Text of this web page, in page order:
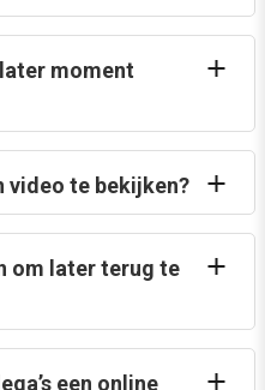
moment
video te bekijken?
om later terug te
een online